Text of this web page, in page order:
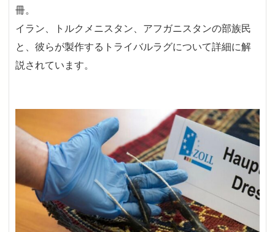
冊。
イラン、トルクメニスタン、アフガニスタンの部族民
と、彼らが製作するトライバルラグについて詳細に解
説されています。